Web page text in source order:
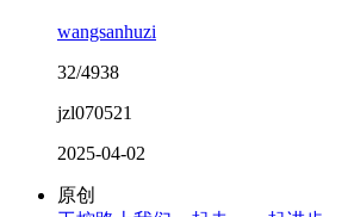
wangsanhuzi
32/4938
jzl070521
2025-04-02
原创